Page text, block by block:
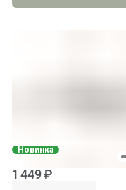
Новинка
1 449 ₽